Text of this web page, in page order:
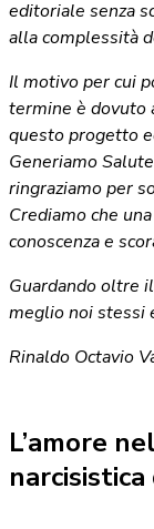
editoriale senza
alla complessità
Il motivo per cui
termine è dovuto
questo progetto
Generiamo
ringraziamo per
Crediamo che
conoscenza e
Guardando oltre
meglio noi stessi
Rinaldo Octavio
L’amore